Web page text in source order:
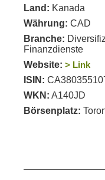
Land: Kanada
Währung: CAD
Branche:
Finanzdienste
Website: > Link
ISIN:
WKN: A140JD
Börsenplatz: